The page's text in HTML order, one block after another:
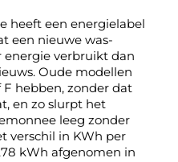
heeft een energielabel
een nieuwe was-
verbruikt dan
Oude modellen
hebben, zonder dat
en zo slurpt het
leeg zonder
verschil in KWh per
kWh afgenomen in